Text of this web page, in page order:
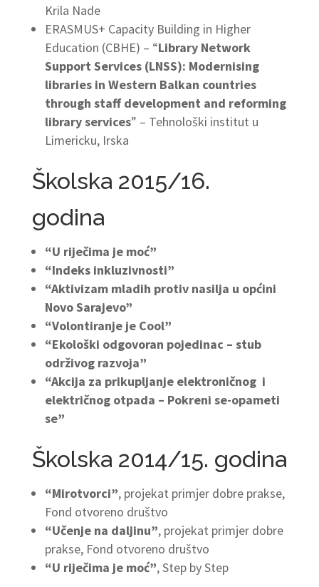
Krila Nade
ERASMUS+ Capacity Building in Higher
Education (CBHE) – “Library Network
Support Services (LNSS): Modernising
libraries in Western Balkan countries
through staff development and reforming
library services” – Tehnološki institut u
Limericku, Irska
Školska 2015/16.
godina
“U riječima je moć”
“Indeks inkluzivnosti”
“Aktivizam mladih protiv nasilja u općini
Novo Sarajevo”
“Volontiranje je Cool”
“Ekološki odgovoran pojedinac – stub
održivog razvoja”
“Akcija za prikupljanje elektroničnog i
električnog otpada – Pokreni se-opameti
se”
Školska 2014/15. godina
“Mirotvorci”, projekat primjer dobre prakse,
Fond otvoreno društvo
“Učenje na daljinu”, projekat primjer dobre
prakse, Fond otvoreno društvo
“U riječima je moć”, Step by Step